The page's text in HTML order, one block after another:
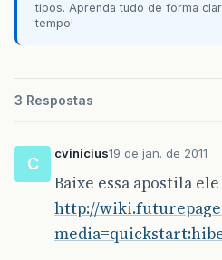
tipos. Aprenda tudo de forma
tempo!
3 Respostas
C
cvinicius19 de jan. de 2011
Baixe essa apostila
http://